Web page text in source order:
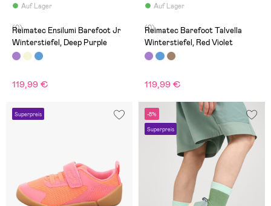
Auf Lager
(0)
Reimatec Ensilumi Barefoot Jr
Winterstiefel, Deep Purple
119,99 €
Auf Lager
(0)
Reimatec Barefoot Talvella
Winterstiefel, Red Violet
119,99 €
Superpreis -8%
Superpreis